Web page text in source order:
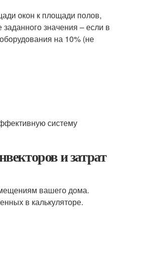
окон к площади полов,
значения – если в
на 10% (не
систему
и затрат
вашего дома.
в калькуляторе.